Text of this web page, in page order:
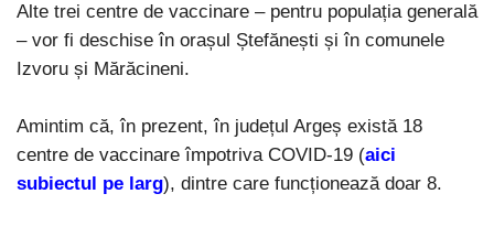
Alte trei centre de vaccinare – pentru populația generală
– vor fi deschise în orașul Ștefănești și în comunele
Izvoru și Mărăcineni.
Amintim că, în prezent, în județul Argeș există 18
centre de vaccinare împotriva COVID-19 (aici
subiectul pe larg), dintre care funcționează doar 8.